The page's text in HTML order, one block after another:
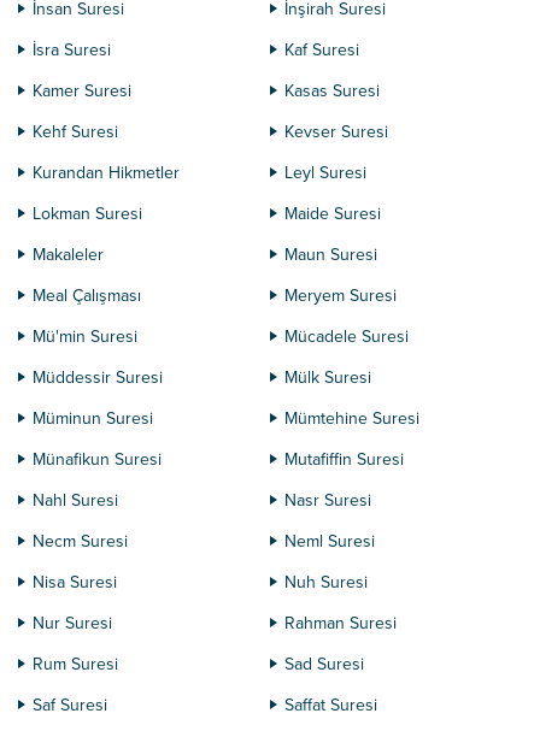
İnsan Suresi
İnşirah Suresi
İsra Suresi
Kaf Suresi
Kamer Suresi
Kasas Suresi
Kehf Suresi
Kevser Suresi
Kurandan Hikmetler
Leyl Suresi
Lokman Suresi
Maide Suresi
Makaleler
Maun Suresi
Meal Çalışması
Meryem Suresi
Mü'min Suresi
Mücadele Suresi
Müddessir Suresi
Mülk Suresi
Müminun Suresi
Mümtehine Suresi
Münafikun Suresi
Mutafiffin Suresi
Nahl Suresi
Nasr Suresi
Necm Suresi
Neml Suresi
Nisa Suresi
Nuh Suresi
Nur Suresi
Rahman Suresi
Rum Suresi
Sad Suresi
Saf Suresi
Saffat Suresi